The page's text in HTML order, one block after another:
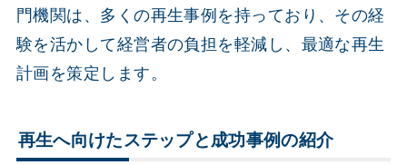
門機関は、多くの再生事例を持っており、その経
験を活かして経営者の負担を軽減し、最適な再生
計画を策定します。
再生へ向けたステップと成功事例の紹介